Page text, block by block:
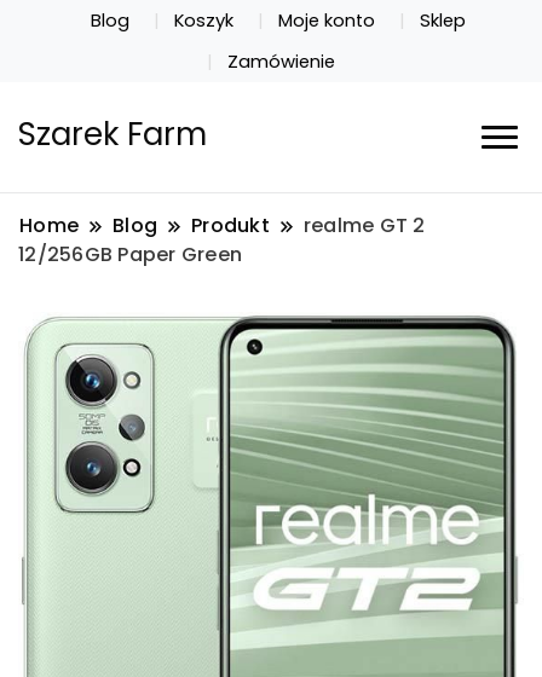
Blog Koszyk Moje konto
Sklep
Zamówienie
Szarek Farm
Home Blog Produkt
realme GT 2
12/256GB Paper Green